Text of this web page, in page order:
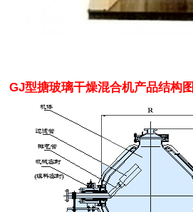
GJ型搪玻璃干燥混合机产品结构图